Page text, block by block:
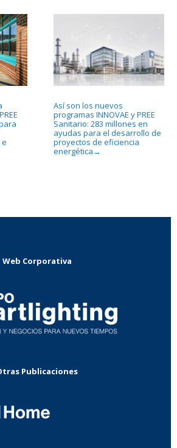
Así son los nuevos
programas INNOVAE y PREE
Sanitario: 283 millones en
ayudas para el desarrollo de
proyectos de eficiencia
energética →
Web Corporativa
Publicaciones